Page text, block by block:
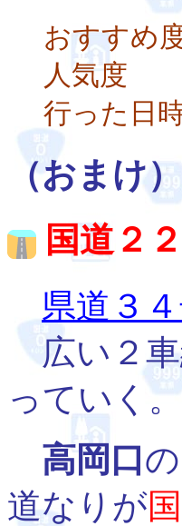
おすすめ
人気
行った日
（おまけ）
国道２
県道３
広い２車
っていく。
高岡口
道なりが